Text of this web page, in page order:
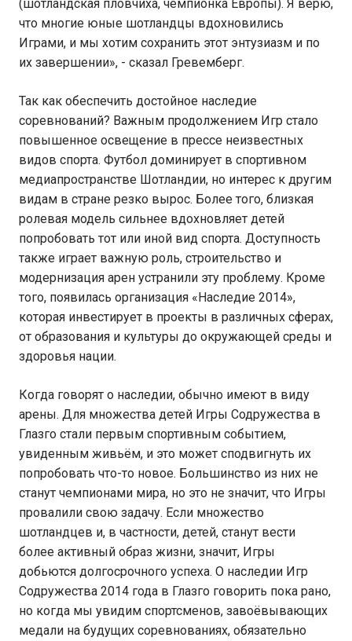
(шотландская пловчиха, чемпионка Европы). Я верю,
что многие юные шотландцы вдохновились
Играми, и мы хотим сохранить этот энтузиазм и по
их завершении», - сказал Гревемберг.
Так как обеспечить достойное наследие
соревнований? Важным продолжением Игр стало
повышенное освещение в прессе неизвестных
видов спорта. Футбол доминирует в спортивном
медиапространстве Шотландии, но интерес к другим
видам в стране резко вырос. Более того, близкая
ролевая модель сильнее вдохновляет детей
попробовать тот или иной вид спорта. Доступность
также играет важную роль, строительство и
модернизация арен устранили эту проблему. Кроме
того, появилась организация «Наследие 2014»,
которая инвестирует в проекты в различных сферах,
от образования и культуры до окружающей среды и
здоровья нации.
Когда говорят о наследии, обычно имеют в виду
арены. Для множества детей Игры Содружества в
Глазго стали первым спортивным событием,
увиденным живьём, и это может сподвигнуть их
попробовать что-то новое. Большинство из них не
станут чемпионами мира, но это не значит, что Игры
провалили свою задачу. Если множество
шотландцев и, в частности, детей, станут вести
более активный образ жизни, значит, Игры
добьются долгосрочного успеха. О наследии Игр
Содружества 2014 года в Глазго говорить пока рано,
но когда мы увидим спортсменов, завоёвывающих
медали на будущих соревнованиях, обязательно